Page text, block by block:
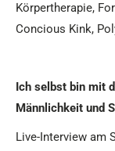
Körpertherapie,
Concious Kink,
Ich selbst bin mit
Männlichkeit und
Live-Interview am